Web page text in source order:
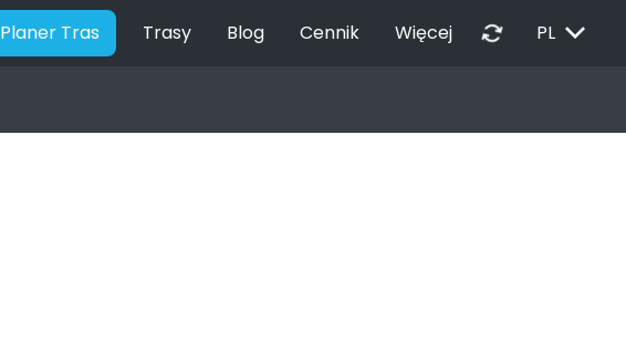
Planer Tras Trasy Blog Cennik Więcej autorenew PL EXPAND_MORE